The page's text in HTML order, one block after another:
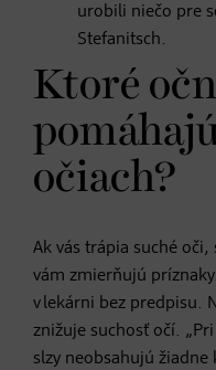
urobili niečo pre
Stefanitsch.
Ktoré
očiach?
Ak vás trápia suché oči,
vám zmierňujú
v lekárni bez predpisu.
znižuje suchosť očí.
slzy neobsahujú žiadne